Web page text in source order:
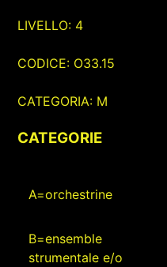
LIVELLO: 4
CODICE: O33.15
CATEGORIA: M
CATEGORIE
A=orchestrine
B=ensemble
strumentale e/o